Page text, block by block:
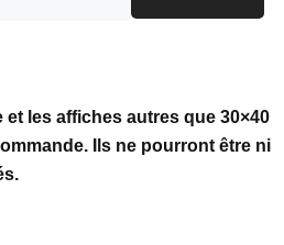
les affiches autres que 30×40
Ils ne pourront être ni